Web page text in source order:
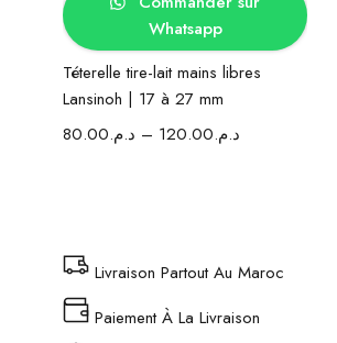
Whatsapp
Téterelle tire-lait mains libres
Lansinoh | 17 à 27 mm
د.م.80.00 – د.م.120.00
Livraison Partout Au Maroc
Paiement À La Livraison